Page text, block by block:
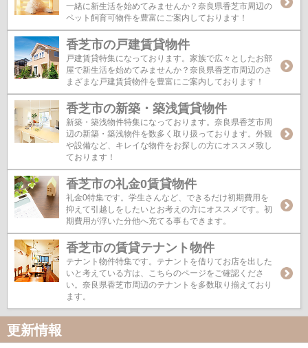
一緒に新生活を始めてみませんか？奈良県香芝市周辺の
ペット飼育可物件を豊富にご案内しております！
香芝市の戸建賃貸物件
戸建賃貸特集になっております。家族で広々としたお部
屋で新生活を始めてみませんか？奈良県香芝市周辺のさ
まざまな戸建賃貸物件を豊富にご案内しております！
香芝市の新築・築浅賃貸物件
新築・築浅物件特集になっております。奈良県香芝市周
辺の新築・築浅物件を数多く取り扱っております。外観
や設備など、キレイな物件をお探しの方にオススメ致し
ております！
香芝市の礼金0賃貸物件
礼金0特集です。学生さんなど、できるだけ初期費用を
抑えて引越しをしたいとお考えの方にオススメです。初
期費用が浮いた分他へ充てる事もできます。
香芝市の賃貸テナント物件
テナント物件特集です。テナントを借りてお店を出した
いと考えている方は、こちらのページをご確認くださ
い。奈良県香芝市周辺のテナントを多数取り揃えており
ます。
更新情報